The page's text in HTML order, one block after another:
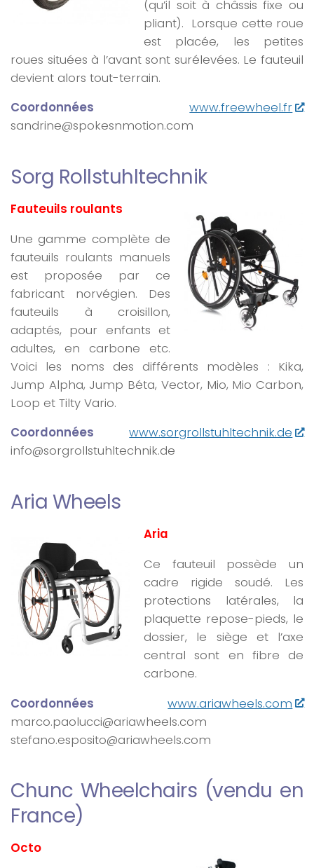
(qu’il soit à châssis fixe ou
pliant). Lorsque cette roue
est placée, les petites
roues situées à l’avant sont surélevées. Le fauteuil
devient alors tout-terrain.
Coordonnées
www.freewheel.fr
sandrine@spokesnmotion.com
Sorg Rollstuhltechnik
Fauteuils roulants
Une gamme complète de
fauteuils roulants manuels
est proposée par ce
fabricant norvégien. Des
fauteuils à croisillon,
adaptés, pour enfants et
adultes, en carbone etc.
Voici les noms des différents modèles : Kika,
Jump Alpha, Jump Béta, Vector, Mio, Mio Carbon,
Loop et Tilty Vario.
Coordonnées
www.sorgrollstuhltechnik.de
info@sorgrollstuhltechnik.de
Aria Wheels
Aria
Ce fauteuil possède un
cadre rigide soudé. Les
protections latérales, la
plaquette repose-pieds, le
dossier, le siège et l’axe
central sont en fibre de
carbone.
Coordonnées
www.ariawheels.com
marco.paolucci@ariawheels.com
stefano.esposito@ariawheels.com
Chunc Wheelchairs (vendu en
France)
Octo